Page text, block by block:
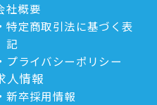
社概要
特定商取引法に基づく表
記
プライバシーポリシー
人情報
新卒採用情報